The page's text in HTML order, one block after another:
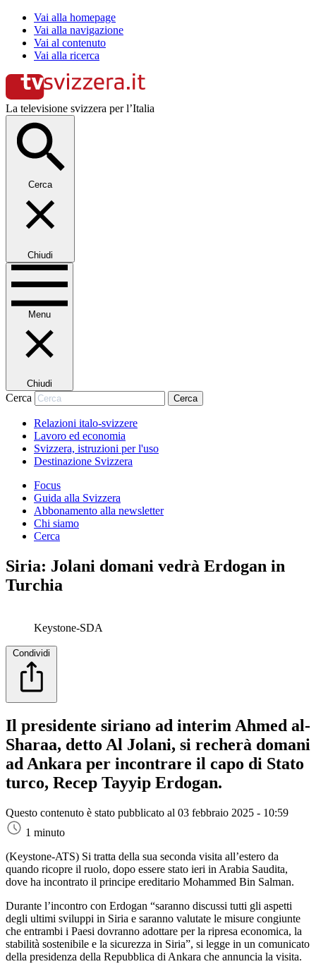
Vai alla homepage
Vai alla navigazione
Vai al contenuto
Vai alla ricerca
La televisione svizzera per l’Italia
Cerca
Chiudi
Menu
Chiudi
Cerca Cerca
Relazioni italo-svizzere
Lavoro ed economia
Svizzera, istruzioni per l'uso
Destinazione Svizzera
Focus
Guida alla Svizzera
Abbonamento alla newsletter
Chi siamo
Cerca
Siria: Jolani domani vedrà Erdogan in
Turchia
Keystone-SDA
Condividi
Il presidente siriano ad interim Ahmed al-
Sharaa, detto Al Jolani, si recherà domani
ad Ankara per incontrare il capo di Stato
turco, Recep Tayyip Erdogan.
Questo contenuto è stato pubblicato al 03 febbraio 2025 - 10:59
1 minuto
(Keystone-ATS) Si tratta della sua seconda visita all’estero da
quando ricopre il ruolo, dopo essere stato ieri in Arabia Saudita,
dove ha incontrato il principe ereditario Mohammed Bin Salman.
Durante l’incontro con Erdogan “saranno discussi tutti gli aspetti
degli ultimi sviluppi in Siria e saranno valutate le misure congiunte
che entrambi i Paesi dovranno adottare per la ripresa economica, la
stabilità sostenibile e la sicurezza in Siria”, si legge in un comunicato
della presidenza della Repubblica di Ankara che annuncia la visita.